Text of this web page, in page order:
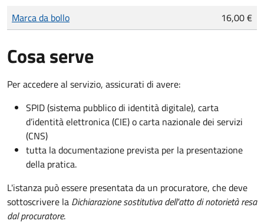
Tipo di pagamento
Importo
Marca da bollo 16,00 €
Cosa serve
Per accedere al servizio, assicurati di avere:
SPID (sistema pubblico di identità digitale), carta
d’identità elettronica (CIE) o carta nazionale dei servizi
(CNS)
tutta la documentazione prevista per la presentazione
della pratica.
L'istanza può essere presentata da un procuratore, che deve
sottoscrivere la Dichiarazione sostitutiva dell'atto di notorietà resa
dal procuratore.